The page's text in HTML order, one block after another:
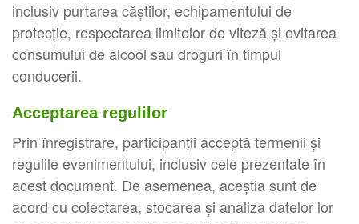
inclusiv purtarea căștilor, echipamentului de
protecție, respectarea limitelor de viteză și evitarea
consumului de alcool sau droguri în timpul
conducerii.
Acceptarea regulilor
Prin înregistrare, participanții acceptă termenii și
regulile evenimentului, inclusiv cele prezentate în
acest document. De asemenea, aceștia sunt de
acord cu colectarea, stocarea și analiza datelor lor